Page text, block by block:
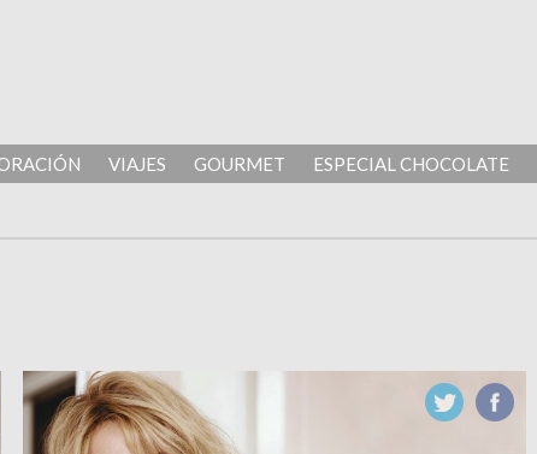
VIAJES GOURMET ESPECIAL CHOCOLATE